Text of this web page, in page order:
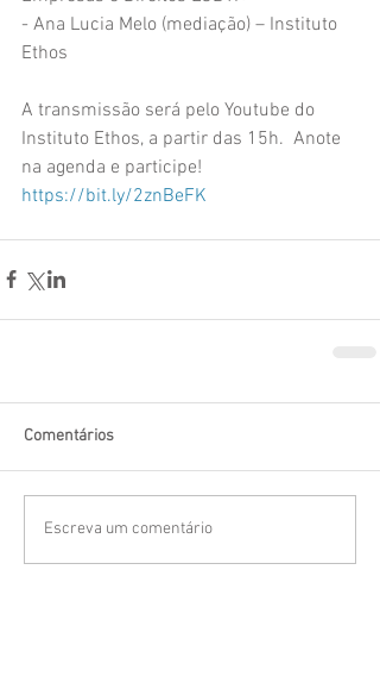
- Ana Lucia Melo (mediação) – Instituto
Ethos
A transmissão será pelo Youtube do
Instituto Ethos, a partir das 15h.  Anote
na agenda e participe!
https://bit.ly/2znBeFK
Comentários
Escreva um comentário